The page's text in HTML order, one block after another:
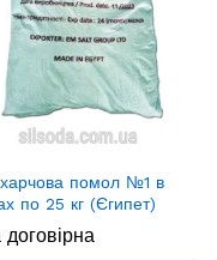
харчова помол №1 в
по 25 кг (Єгипет)
договірна